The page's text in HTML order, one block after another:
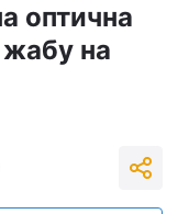
оптична
жабу на